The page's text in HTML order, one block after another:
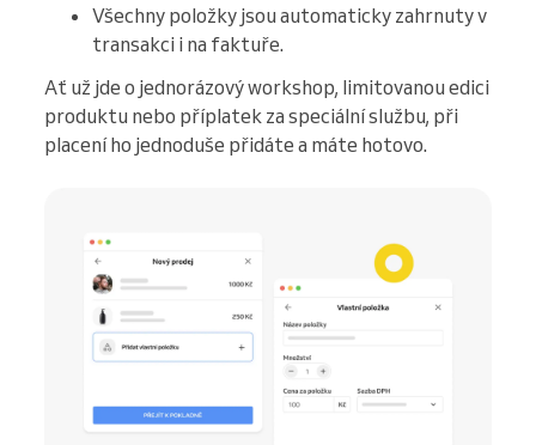
Všechny položky jsou automaticky zahrnuty v
transakci i na faktuře.
Ať už jde o jednorázový workshop, limitovanou edici
produktu nebo příplatek za speciální službu, při
placení ho jednoduše přidáte a máte hotovo.